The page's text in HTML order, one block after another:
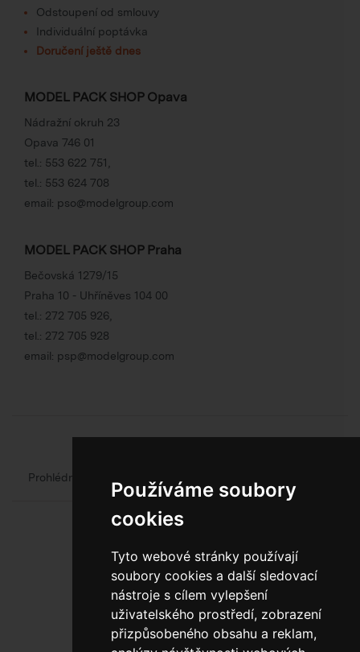
Používáme soubory
cookies
Tyto webové stránky používají
soubory cookies a další sledovací
nástroje s cílem vylepšení
uživatelského prostředí, zobrazení
přizpůsobeného obsahu a reklam,
Odstoupení od smlouvy
Individuální poptávka
Doručení ještě dnes
MODEL PACK SHOP Opava
Nádražní okruh 23
Opava 746 01
tel.: 553 622 751
tel.: 553 624 708
email: pso@modelgroup.com
MODEL PACK SHOP Praha
Bečovská 1279/15
Praha 10 - Uhříněves 104 00
tel.: 272 705 926
tel.: 272 705 928
email: psp@modelgroup.com
Prohlédněte si web oficiálního výrobce obalů
800 10 10 77